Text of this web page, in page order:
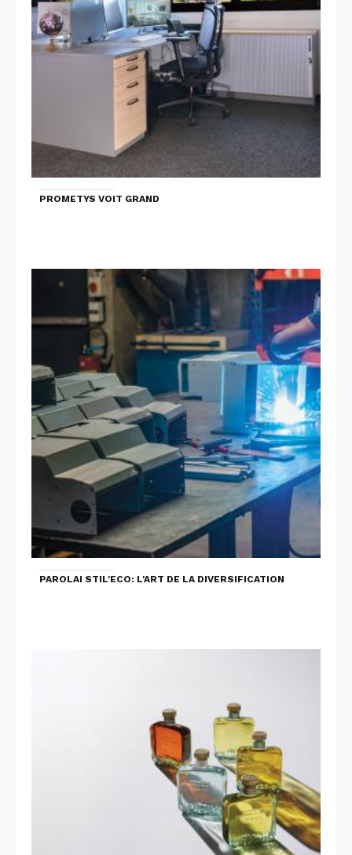
PROMETYS VOIT GRAND
PAROLAI STIL'ECO: L'ART DE LA DIVERSIFICATION